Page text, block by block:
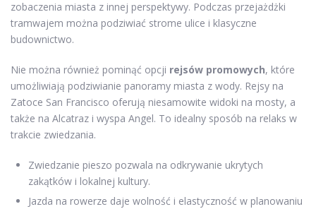
zobaczenia miasta z innej perspektywy. Podczas przejażdżki
tramwajem można podziwiać strome ulice i klasyczne
budownictwo.
Nie można również pominąć opcji rejsów promowych, które
umożliwiają podziwianie panoramy miasta z wody. Rejsy na
Zatoce San Francisco oferują niesamowite widoki na mosty, a
także na Alcatraz i wyspa Angel. To idealny sposób na relaks w
trakcie zwiedzania.
Zwiedzanie pieszo pozwala na odkrywanie ukrytych
zakątków i lokalnej kultury.
Jazda na rowerze daje wolność i elastyczność w planowaniu